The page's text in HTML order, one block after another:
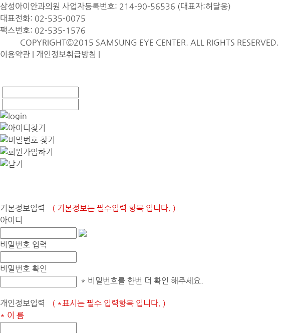
삼성아이안과의원 사업자등록번호: 214-90-56536 (대표자:허달웅)
대표전화: 02-535-0075
팩스번호: 02-535-1576
COPYRIGHTⓒ2015 SAMSUNG EYE CENTER. ALL RIGHTS RESERVED.
이용약관 | 개인정보취급방침 |
기본정보입력
( 기본정보는 필수입력 항목 입니다. )
아이디
비밀번호 입력
비밀번호 확인
* 비밀번호를 한번 더 확인 해주세요.
개인정보입력
( *표시는 필수 입력항목 입니다. )
* 이 름